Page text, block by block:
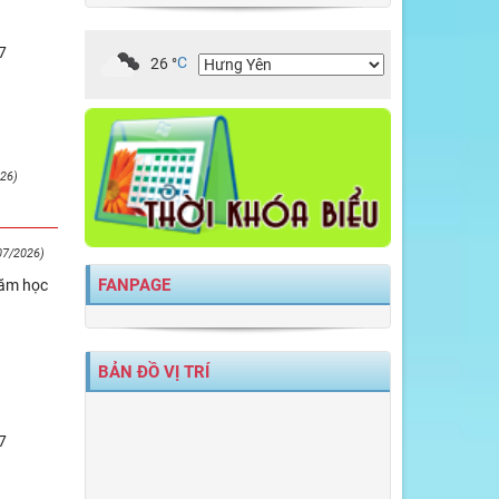
2026)
học
26°C
FANPAGE
BẢN ĐỒ VỊ TRÍ